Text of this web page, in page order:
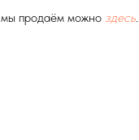
мы продаём можно здесь.